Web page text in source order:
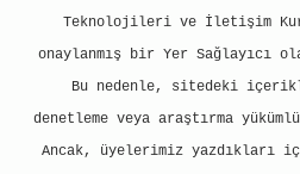
Teknolojileri ve İletişim
onaylanmış bir Yer Sağlayıcı
Bu nedenle, sitedeki
denetleme veya araştırma
Ancak, üyelerimiz yazdıkları